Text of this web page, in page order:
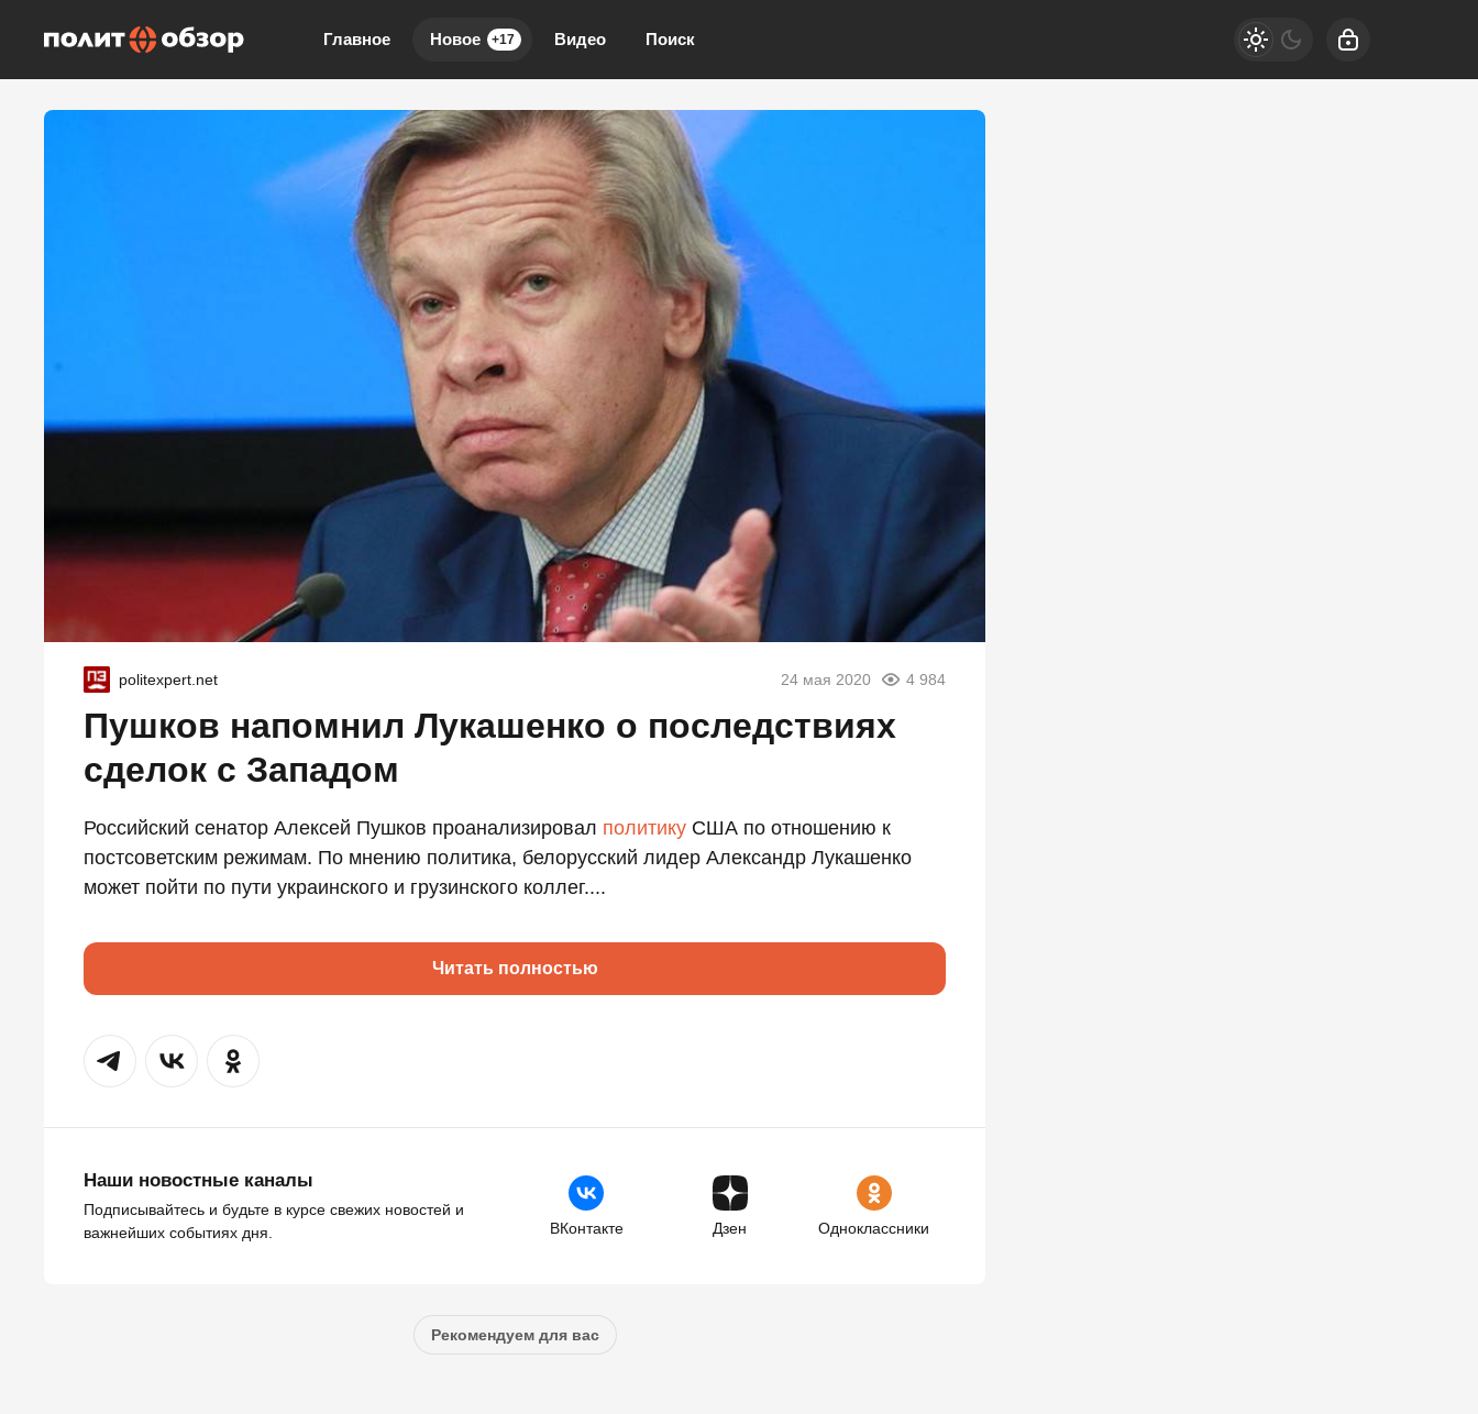
Главное Новое +17 Видео Поиск
politexpert.net 24 мая 2020 4 984
Пушков напомнил Лукашенко о последствиях
сделок с Западом
Российский сенатор Алексей Пушков проанализировал политику США по отношению к
постсоветским режимам. По мнению политика, белорусский лидер Александр Лукашенко
может пойти по пути украинского и грузинского коллег....
Читать полностью
Наши новостные каналы
Подписывайтесь и будьте в курсе свежих новостей и
важнейших событиях дня.
ВКонтакте Дзен Одноклассники
Рекомендуем для вас